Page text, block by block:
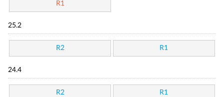
R1
25.2
R2 R1
24.4
R2 R1